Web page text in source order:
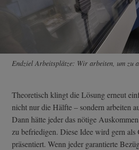
Endziel Arbeitsplätze: Wir arbeiten, um zu
Theoretisch klingt die Lösung erneut
nicht nur die Hälfte – sondern arbeiten
Dann hätte jeder das nötige
zu befriedigen. Diese Idee wird gern als
präsentiert. Wenn jeder garantierte